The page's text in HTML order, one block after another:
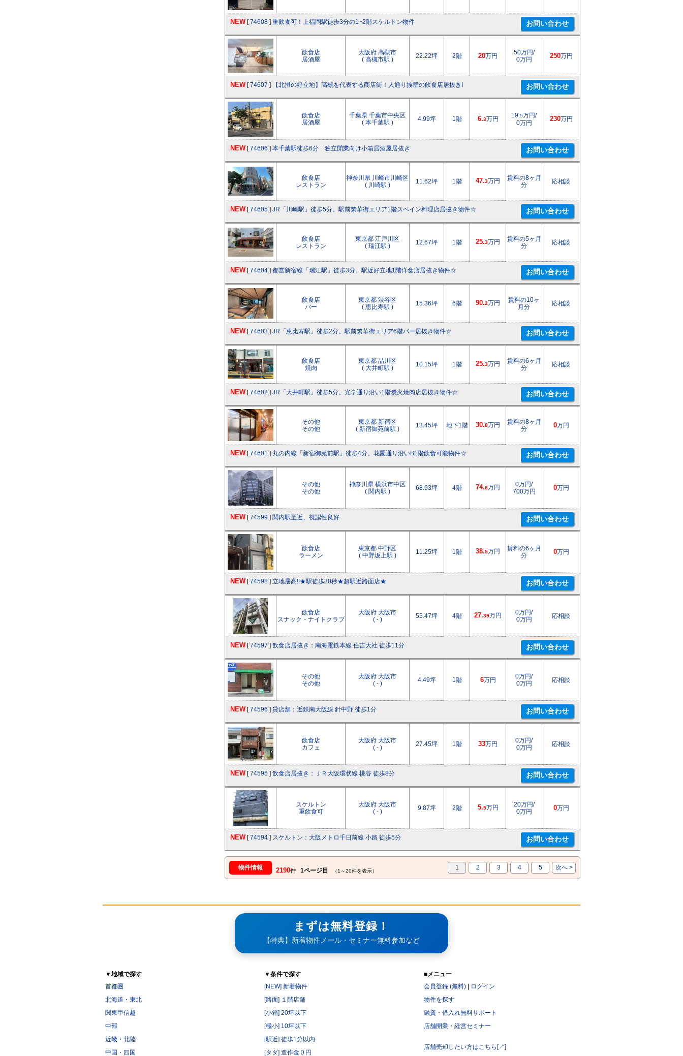
NEW [74608 ] 重飲食可！上福岡駅徒歩3分の1~2階スケルトン物件
飲食店
居酒屋
大阪府 高槻市
( 高槻市駅 )
22.22坪 2階 20万円
50万円/
0万円
250万円
NEW [74607 ] 【北摂の好立地】高槻を代表する商店街！人通り抜群の飲食店居抜き!
飲食店
居酒屋
千葉県 千葉市中央区
( 本千葉駅 )
4.99坪 1階 6.3万円 19.5万円/
0万円
230万円
NEW [74606 ] 本千葉駅徒歩6分 独立開業向け小箱居酒屋居抜き
飲食店
レストラン
神奈川県 川崎市川崎区
( 川崎駅 )
11.62坪 1階 47.3万円
賃料の8ヶ月
分
応相談
NEW [74605 ] JR「川崎駅」徒歩5分。駅前繁華街エリア1階スペイン料理店居抜き物件☆
飲食店
レストラン
東京都 江戸川区
( 瑞江駅 )
12.67坪 1階 25.3万円
賃料の5ヶ月
分
応相談
NEW [74604 ] 都営新宿線「瑞江駅」徒歩3分。駅近好立地1階洋食店居抜き物件☆
飲食店
バー
東京都 渋谷区
( 恵比寿駅 )
15.36坪 6階 90.2万円
賃料の10ヶ
月分
応相談
NEW [74603 ] JR「恵比寿駅」徒歩2分。駅前繁華街エリア6階バー居抜き物件☆
飲食店
焼肉
東京都 品川区
( 大井町駅 )
10.15坪 1階 25.3万円
賃料の6ヶ月
分
応相談
NEW [74602 ] JR「大井町駅」徒歩5分。光学通り沿い1階炭火焼肉店居抜き物件☆
その他
その他
東京都 新宿区
( 新宿御苑前駅 )
13.45坪 地下1階 30.8万円
賃料の8ヶ月
分
0万円
NEW [74601 ] 丸の内線「新宿御苑前駅」徒歩4分。花園通り沿いB1階飲食可能物件☆
その他
その他
神奈川県 横浜市中区
( 関内駅 )
68.93坪 4階 74.8万円
0万円/
700万円
0万円
NEW [74599 ] 関内駅至近、視認性良好
飲食店
ラーメン
東京都 中野区
( 中野坂上駅 )
11.25坪 1階 38.5万円
賃料の6ヶ月
分
0万円
NEW [74598 ] 立地最高!!★駅徒歩30秒★超駅近路面店★
飲食店
スナック・ナイトクラブ
大阪府 大阪市
( - )
55.47坪 4階 27.39万円
0万円/
0万円
応相談
NEW [74597 ] 飲食店居抜き：南海電鉄本線 住吉大社 徒歩11分
その他
その他
大阪府 大阪市
( - )
4.49坪 1階 6万円
0万円/
0万円
応相談
NEW [74596 ] 貸店舗：近鉄南大阪線 針中野 徒歩1分
飲食店
カフェ
大阪府 大阪市
( - )
27.45坪 1階 33万円
0万円/
0万円
応相談
NEW [74595 ] 飲食店居抜き：ＪＲ大阪環状線 桃谷 徒歩8分
スケルトン
重飲食可
大阪府 大阪市
( - )
9.87坪 2階 5.5万円
20万円/
0万円
0万円
NEW [74594 ] スケルトン：大阪メトロ千日前線 小路 徒歩5分
物件情報 2190件 1ページ目 （1～20件を表示） 1 2 3 4 5 次へ >
まずは無料登録！
【特典】新着物件メール・セミナー無料参加など
▼地域で探す
首都圏
北海道・東北
関東甲信越
中部
近畿・北陸
中国・四国
▼条件で探す
[NEW] 新着物件
[路面] １階店舗
[小箱] 20坪以下
[極小] 10坪以下
[駅近] 徒歩1分以内
[タダ] 造作金０円
■メニュー
会員登録 (無料)|
ログイン
物件を探す
融資・借入れ無料サポート
店舗開業・経営セミナー
店舗売却したい方はこちら[↗]